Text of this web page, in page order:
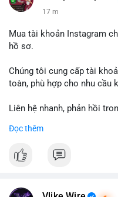
17 m
Mua tài khoản Instagram
hồ sơ.
Chúng tôi cung cấp tài
toàn, phù hợp cho nhu cầu
Liên hệ nhanh, phản hồi
📞 WhatsApp: +1 660 215-
Đọc thêm